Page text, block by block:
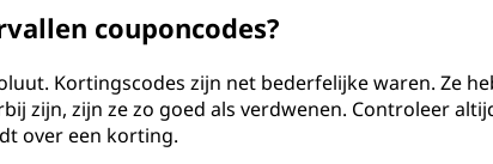
couponcodes?
Kortingscodes zijn net bederfelijke waren. Ze
zijn, zijn ze zo goed als verdwenen. Controleer
over een korting.